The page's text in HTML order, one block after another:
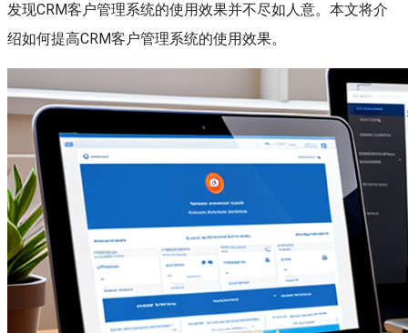
发现CRM客户管理系统的使用效果并不尽如人意。本文将介
绍如何提高CRM客户管理系统的使用效果。